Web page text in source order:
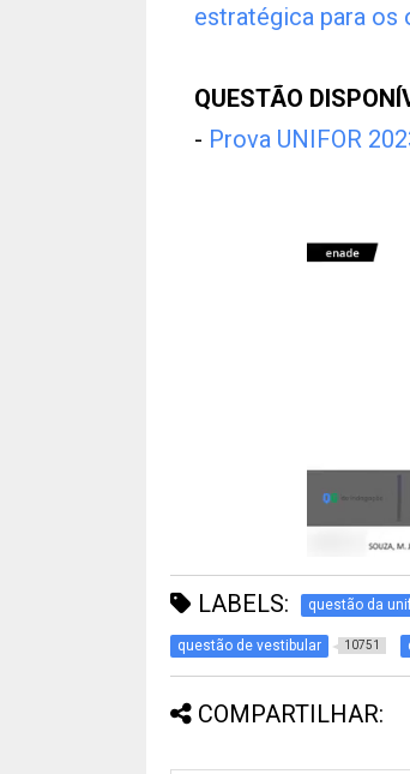
estratégica para os
QUESTÃO
- Prova UNIFOR
LABELS: questão da
questão de vestibular 10751
COMPARTILHAR: